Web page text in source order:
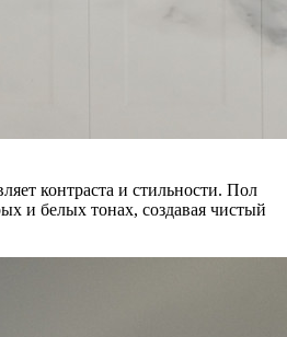
контраста и стильности. Пол
и белых тонах, создавая чистый